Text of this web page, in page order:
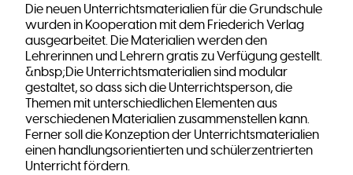
Die neuen Unterrichtsmaterialien für die Grundschule
wurden in Kooperation mit dem Friederich Verlag
ausgearbeitet. Die Materialien werden den
Lehrerinnen und Lehrern gratis zu Verfügung gestellt.
&nbsp;Die Unterrichtsmaterialien sind modular
gestaltet, so dass sich die Unterrichtsperson, die
Themen mit unterschiedlichen Elementen aus
verschiedenen Materialien zusammenstellen kann.
Ferner soll die Konzeption der Unterrichtsmaterialien
einen handlungsorientierten und schülerzentrierten
Unterricht fördern.